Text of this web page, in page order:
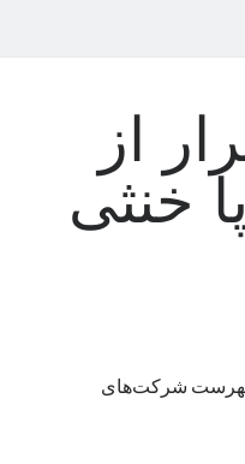
از
خنثی
فهرست شرکت‌های